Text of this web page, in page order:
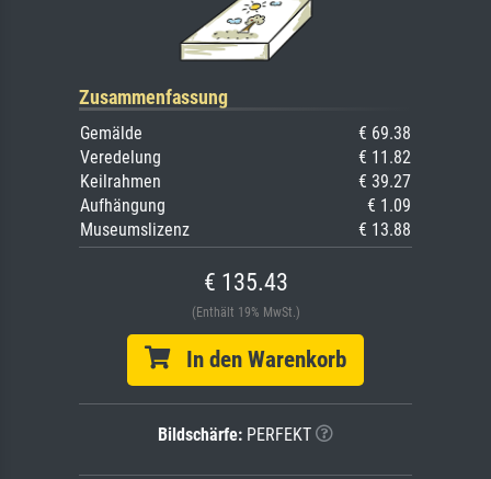
Zusammenfassung
Gemälde
€ 69.38
Veredelung
€ 11.82
Keilrahmen
€ 39.27
Aufhängung
€ 1.09
Museumslizenz
€ 13.88
€ 135.43
(Enthält 19% MwSt.)
In den Warenkorb
Bildschärfe: PERFEKT